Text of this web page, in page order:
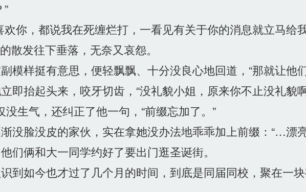
你，都说我在死缠烂打，一看见有关于你的消息就立马给
散发往下垂落，无奈又哀怨。
模样挺有意思，便轻飘飘、十分没良心地回道，“那就让他
即抬起头来，咬牙切齿，“没礼貌小姐，原来你不止没礼貌
没生气，还纠正了他一句，“前缀忘加了。”
没脸没皮的家伙，实在拿她没办法地乖乖加上前缀：“…漂
们俩和大一同学约好了要出门逛圣诞街。
到如今也才过了几个月的时间，到底是同届同校，聚在一